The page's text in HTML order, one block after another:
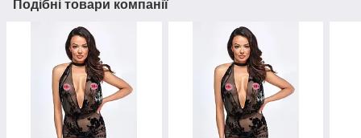
Подібні товари компанії